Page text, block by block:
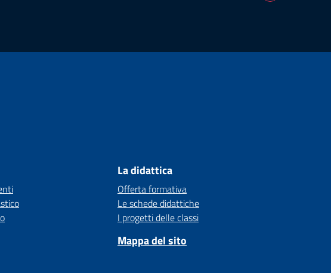
La didattica
Offerta formativa
Le schede didattiche
I progetti delle classi
Mappa del sito